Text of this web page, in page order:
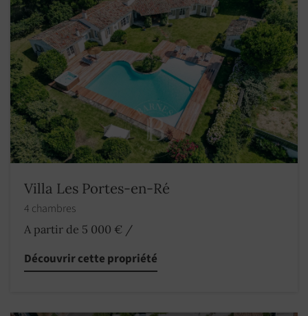
Villa Les Portes-en-Ré
4 chambres
A partir de 5 000 € /
Découvrir cette propriété